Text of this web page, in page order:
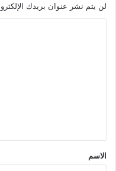
لن يتم نشر عنوان بريدك
*
الاسم